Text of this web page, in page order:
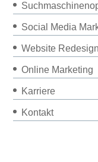
Social Media
Website Redesign
Online Marketing
Karriere
Kontakt